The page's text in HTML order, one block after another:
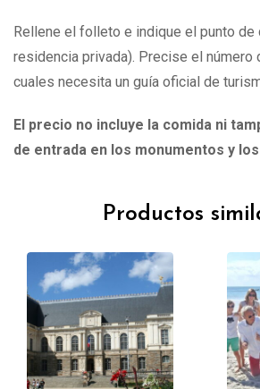
Rellene el folleto e indique el punto de
residencia privada). Precise el número
cuales necesita un guía oficial de
El precio no incluye la comida ni
de entrada en los monumentos y
Productos